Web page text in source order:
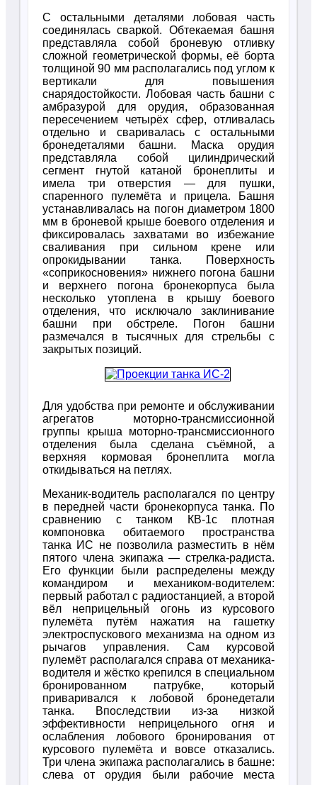
С остальными деталями лобовая часть
соединялась сваркой. Обтекаемая башня
представляла собой броневую отливку
сложной геометрической формы, её борта
толщиной 90 мм располагались под углом к
вертикали для повышения
снарядостойкости. Лобовая часть башни с
амбразурой для орудия, образованная
пересечением четырёх сфер, отливалась
отдельно и сваривалась с остальными
бронедеталями башни. Маска орудия
представляла собой цилиндрический
сегмент гнутой катаной бронеплиты и
имела три отверстия — для пушки,
спаренного пулемёта и прицела. Башня
устанавливалась на погон диаметром 1800
мм в броневой крыше боевого отделения и
фиксировалась захватами во избежание
сваливания при сильном крене или
опрокидывании танка. Поверхность
«соприкосновения» нижнего погона башни
и верхнего погона бронекорпуса была
несколько утоплена в крышу боевого
отделения, что исключало заклинивание
башни при обстреле. Погон башни
размечался в тысячных для стрельбы с
закрытых позиций.
Для удобства при ремонте и обслуживании
агрегатов моторно-трансмиссионной
группы крыша моторно-трансмиссионного
отделения была сделана съёмной, а
верхняя кормовая бронеплита могла
откидываться на петлях.
Механик-водитель располагался по центру
в передней части бронекорпуса танка. По
сравнению с танком КВ-1с плотная
компоновка обитаемого пространства
танка ИС не позволила разместить в нём
пятого члена экипажа — стрелка-радиста.
Его функции были распределены между
командиром и механиком-водителем:
первый работал с радиостанцией, а второй
вёл неприцельный огонь из курсового
пулемёта путём нажатия на гашетку
электроспускового механизма на одном из
рычагов управления. Сам курсовой
пулемёт располагался справа от механика-
водителя и жёстко крепился в специальном
бронированном патрубке, который
приваривался к лобовой бронедетали
танка. Впоследствии из-за низкой
эффективности неприцельного огня и
ослабления лобового бронирования от
курсового пулемёта и вовсе отказались.
Три члена экипажа располагались в башне:
слева от орудия были рабочие места